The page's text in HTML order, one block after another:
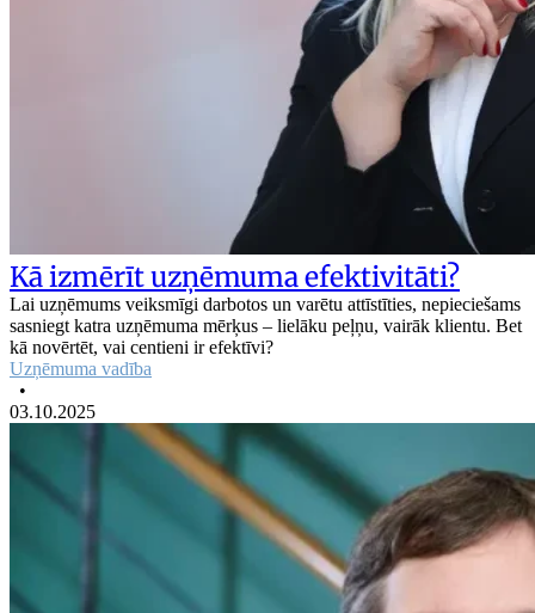
Kā izmērīt uzņēmuma efektivitāti?
Lai uzņēmums veiksmīgi darbotos un varētu attīstīties, nepieciešams
sasniegt katra uzņēmuma mērķus – lielāku peļņu, vairāk klientu. Bet
kā novērtēt, vai centieni ir efektīvi?
Uzņēmuma vadība
•
03.10.2025